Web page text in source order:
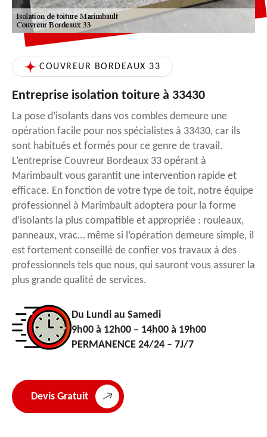
COUVREUR BORDEAUX 33
Entreprise isolation toiture à 33430
La pose d’isolants dans vos combles demeure une
opération facile pour nos spécialistes à 33430, car ils
sont habitués et formés pour ce genre de travail.
L’entreprise Couvreur Bordeaux 33 opérant à
Marimbault vous garantit une intervention rapide et
efficace. En fonction de votre type de toit, notre équipe
professionnel à Marimbault adoptera pour la forme
d’isolants la plus compatible et appropriée : rouleaux,
panneaux, vrac… même si l’opération demeure simple, il
est fortement conseillé de confier vos travaux à des
professionnels tels que nous, qui sauront vous assurer la
plus grande qualité de services.
Du Lundi au Samedi
9h00 à 12h00 – 14h00 à 19h00
PERMANENCE 24/24 – 7J/7
Devis Gratuit